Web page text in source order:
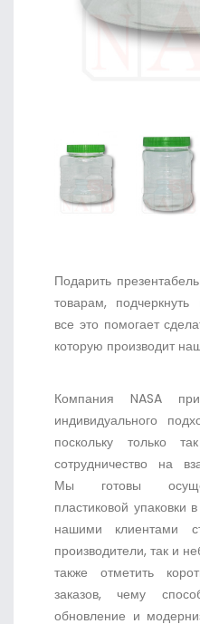
Подарить
товарам,
все это помогает
которую производит
Компания NASA
индивидуального
поскольку только
сотрудничество на
Мы готовы
пластиковой
нашими клиентами
производители, так и
также отметить
заказов, чему
обновление и